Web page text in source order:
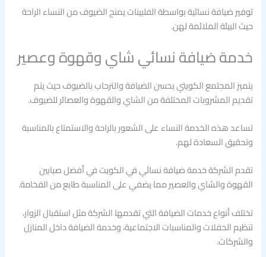
توفير ضيافة نسائية بواسطة الفلبينات يمنح الضيوف من النساء الراحة
حيث البيئة الملائمة لهن.
خدمة ضيافة نسائي شاي وقهوة وعصير
يتميز المجتمع الكويتي بحسن الضيافة والترحاب بالضيوف حيث يتم
تقديم المشروبات المختلفة من الشاي والقهوة والعصائر للضيوف.
تساعد هذه الخدمة النساء على الشعور بالراحة والاستمتاع بالمناسبة
وتحقيق السعادة لهم.
تقدم الشركة خدمة ضيافة نسائي في الكويت في أفضل صبابين
القهوة والشاي والعصير مما يضفي على المناسبة طابع من الفخامة.
تختلف أنواع خدمات الضيافة التي تقدمها الشركة مثل استقبال الزوار،
تنظيم الحفلات والمناسبات الاجتماعية، وخدمة الضيافة داخل المنازل
والشركات.